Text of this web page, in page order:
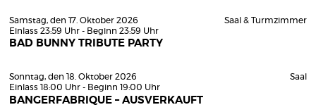
Samstag, den 17. Oktober 2026
Einlass 23:59 Uhr - Beginn 23:59 Uhr
BAD BUNNY TRIBUTE PARTY
Saal & Turmzimmer
Sonntag, den 18. Oktober 2026
Einlass 18:00 Uhr - Beginn 19:00 Uhr
BANGERFABRIQUE – AUSVERKAUFT
Saal